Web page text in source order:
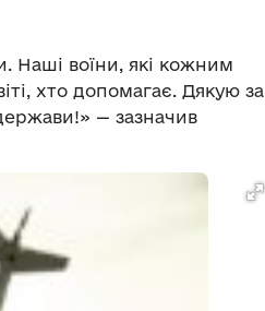
Наші воїни, які кожним
хто допомагає. Дякую за
— зазначив